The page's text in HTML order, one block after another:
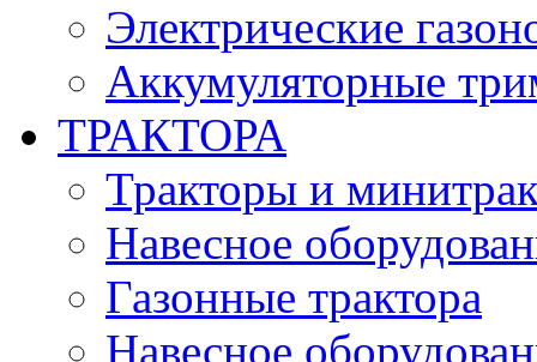
Электрические
Аккумуляторные
ТРАКТОРА
Тракторы и
Навесное
Газонные трактора
Навесное